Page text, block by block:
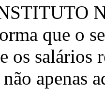
que o
os salários
apenas